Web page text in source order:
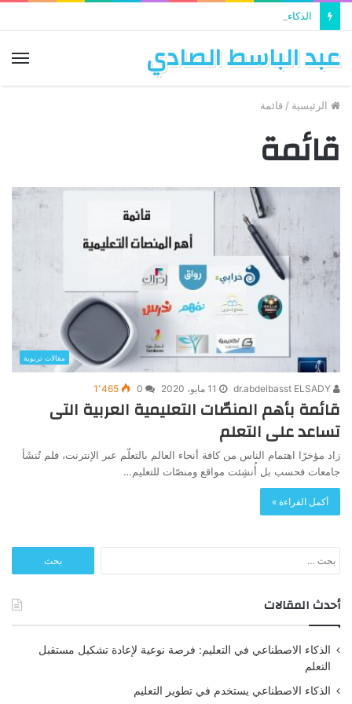
الذكاء الاصطناعي يستخدم في تطوير التعليم
عبد الباسط الصادي
الرئيسية / قائمة
قائمة
مقالات تربوية
11 مايو، 2020 0 1٬465
قائمة بأهم المنصّات التعليمية العربية التى
تساعد على التعلم
زاد مؤخرًا اهتمام الناس من كافة أنحاء العالم بالتعلّم عبر الإنترنت، فلم تُنشَأ
جامعات فحسب بل أُنشِئت مواقع ومنصّات للتعليم…
أكمل القراءة »
عن:
أحدث المقالات
الذكاء الاصطناعي في التعليم: فرصة نوعية لإعادة تشكيل مستقبل
التعلم
الذكاء الاصطناعي يستخدم في تطوير التعليم